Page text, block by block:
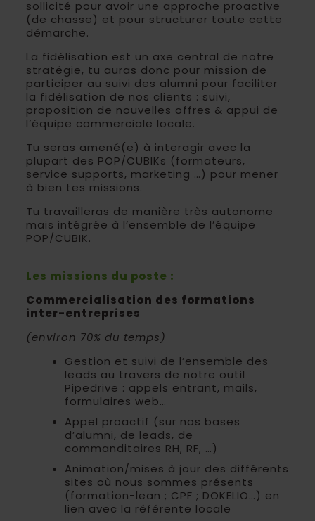
sollicité pour avoir une approche proactive
(de chasse) et pour structurer toute cette
démarche.
La fidélisation est un axe central de notre
stratégie, tu auras donc pour mission de
participer au suivi des alumni pour faciliter
la fidélisation de nos clients : suivi,
proposition de nouvelles offres & appui de
l’équipe commerciale locale.
Tu seras amené(e) à interagir avec la
plupart des POP/CUBIKs (formateurs,
service supports, marketing …) pour mener
à bien tes missions.
Tu travailleras de manière très autonome
mais intégrée à l’ensemble de l’équipe
POP/CUBIK.
Les missions du poste :
Commercialisation des formations
inter-entreprises
(environ 70% du temps)
Gestion et suivi de l’ensemble des
leads au travers de notre outil
Pipedrive : appels entrant, mails,
formulaires web…
Appel proactif (sur nos bases
d’alumni, de leads, de
commanditaires RH, RF, …)
Animation/mises à jour des différents
sites où nous sommes présents
(formation-lean ; CPF ; DOKELIO…) en
lien avec la référente locale